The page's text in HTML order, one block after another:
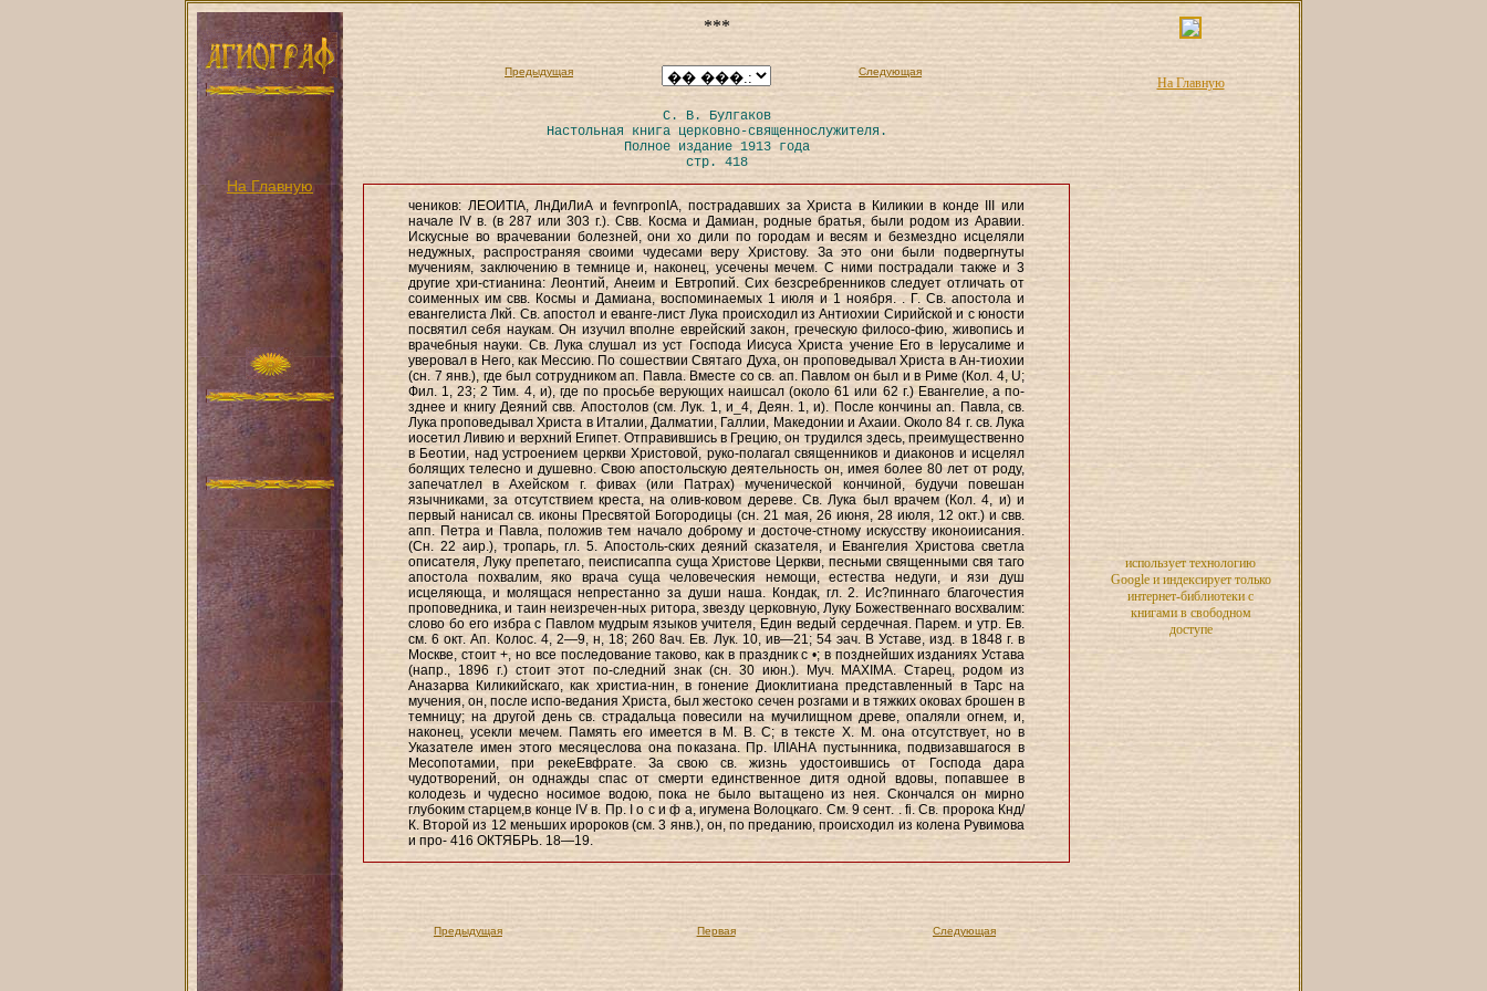
На Главную
***
Предыдущая Следующая
С. В. Булгаков
Настольная книга церковно-священнослужителя.
Полное издание 1913 года
стр. 418
чеников: ЛЕОИТІА, ЛнДиЛиА и fevnrponIA, пострадавших за Христа в Киликии в конде III или
начале IV в. (в 287 или 303 г.). Свв. Косма и Дамиан, родные братья, были родом из Аравии.
Искусные во врачевании болезней, они хо дили по городам и весям и безмездно исцеляли
недужных, распространяя своими чудесами веру Христову. За это они были подвергнуты
мучениям, заключению в темнице и, наконец, усечены мечем. С ними пострадали также и 3
другие хри-стианина: Леонтий, Анеим и Евтропий. Сих безсребренников следует отличать от
соименных им свв. Космы и Дамиана, воспоминаемых 1 июля и 1 ноября. . Г. Св. апостола и
евангелиста Лкй. Св. апостол и еванге-лист Лука происходил из Антиохии Сирийской и с юности
посвятил себя наукам. Он изучил вполне еврейский закон, греческую филосо-фию, живопись и
врачебныя науки. Св. Лука слушал из уст Господа Иисуса Христа учение Его в Іерусалиме и
уверовал в Него, как Мессию. По сошествии Святаго Духа, он проповедывал Христа в Ан-тиохии
(сн. 7 янв.), где был сотрудником ап. Павла. Вместе со св. ап. Павлом он был и в Риме (Кол. 4, U;
Фил. 1, 23; 2 Тим. 4, и), где по просьбе верующих наишсал (около 61 или 62 г.) Евангелие, а по-
зднее и книгу Деяний свв. Апостолов (см. Лук. 1, и_4, Деян. 1, и). После кончины an. Павла, св.
Лука проповедывал Христа в Италии, Далматии, Галлии, Македонии и Ахаии. Около 84 г. св. Лука
иосетил Ливию и верхний Египет. Отправившись в Грецию, он трудился здесь, преимущественно
в Беотии, над устроением церкви Христовой, руко-полагал священников и диаконов и исцелял
болящих телесно и душевно. Свою апостольскую деятельность он, имея более 80 лет от роду,
запечатлел в Ахейском г. фивах (или Патрах) мученической кончиной, будучи повешан
язычниками, за отсутствием креста, на олив-ковом дереве. Св. Лука был врачем (Кол. 4, и) и
первый нанисал св. иконы Пресвятой Богородицы (сн. 21 мая, 26 июня, 28 июля, 12 окт.) и свв.
апп. Петра и Павла, положив тем начало доброму и досточе-стному искусству иконоиисания.
(Сн. 22 аир.), тропарь, гл. 5. Апостоль-ских деяний сказателя, и Евангелия Христова светла
описателя, Луку препетаго, пеисписаппа суща Христове Церкви, песньми священными свя таго
апостола похвалим, яко врача суща человеческия немощи, естества недуги, и язи душ
исцеляюща, и молящася непрестанно за души наша. Кондак, гл. 2. Ис?пиннаго благочестия
проповедника, и таин неизречен-ных ритора, звезду церковную, Луку Божественнаго восхвалим:
слово бо его избра с Павлом мудрым языков учителя, Един ведый сердечная. Парем. и утр. Ев.
см. 6 окт. Ап. Колос. 4, 2—9, н, 18; 260 8ач. Ев. Лук. 10, ив—21; 54 эач. В Уставе, изд. в 1848 г. в
Москве, стоит +, но все последование таково, как в праздник с •; в позднейших изданиях Устава
(напр., 1896 г.) стоит этот по-следний знак (сн. 30 июн.). Муч. MAXIMA. Старец, родом из
Аназарва Киликийскаго, как христиа-нин, в гонение Диоклитиана представленный в Тарс на
мучения, он, после испо-ведания Христа, был жестоко сечен розгами и в тяжких оковах брошен в
темницу; на другой день св. страдальца повесили на мучилищном древе, опаляли огнем, и,
наконец, усекли мечем. Память его имеется в М. В. С; в тексте X. M. она отсутствует, но в
Указателе имен этого месяцеслова она показана. Пр. ІЛІАНА пустынника, подвизавшагося в
Месопотамии, при рекеЕвфрате. За свою св. жизнь удостоившись от Господа дара
чудотворений, он однажды спас от смерти единственное дитя одной вдовы, попавшее в
колодезь и чудесно носимое водою, пока не было вытащено из нея. Скончался он мирно
глубоким старцем,в конце IV в. Пр. I о с и ф а, игумена Волоцкаго. См. 9 сент. . fi. Св. пророка Кнд/
К. Второй из 12 меньших иророков (см. 3 янв.), он, по преданию, происходил из колена Рувимова
и про- 416 ОКТЯБРЬ. 18—19.
Предыдущая Первая Следующая
На Главную
использует технологию
Google и индексирует только
интернет-библиотеки с
книгами в свободном
доступе